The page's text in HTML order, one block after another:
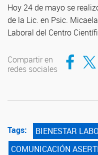
Hoy 24 de mayo se
de la Lic. en Psic.
Laboral del Centro
Compartir en
redes sociales
Compartir
Tags:
BIENESTAR
COMUNICACIÓN